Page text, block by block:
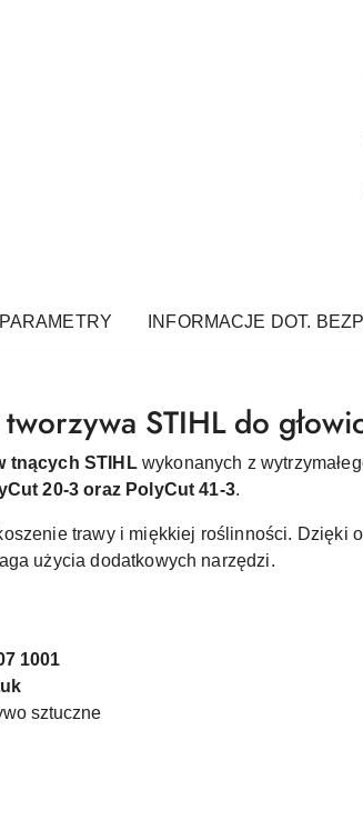
PARAMETRY INFORMACJE DOT.
STIHL do
tnących STIHLwykonanych z
20-3 oraz PolyCut 41-3.
trawy i miękkiej roślinności. Dzięki
użycia dodatkowych narzędzi.
1001
sztuczne